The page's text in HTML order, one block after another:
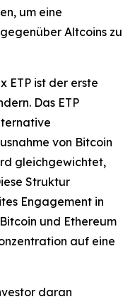
um eine
Altcoins zu
ETP ist der erste
Das ETP
von Bitcoin
gleichgewichtet,
Struktur
Engagement in
und Ethereum
auf eine
daran